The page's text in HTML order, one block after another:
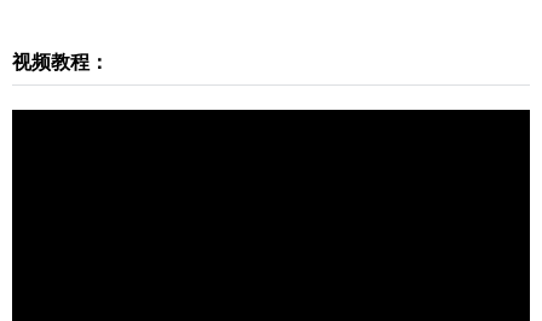
视频教程：
装包下载： 筑木筑巢下载链接：https://www.sketch
upvray.com/230064.html SketchUp下载链接：http